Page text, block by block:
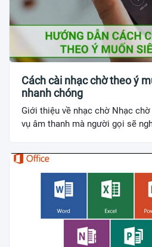
Cách cài nhạc chờ theo ý
nhanh chóng
Giới thiệu về nhạc chờ Nhạc
vụ âm thanh mà người gọi sẽ